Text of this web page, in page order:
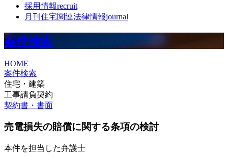
採用情報recruit
月刊住宅関連法律情報journal
案件検索
HOME
案件検索
住宅・建築
工事請負契約
契約書・書面
売電損失の賠償に関する条項の検討
本件を担当した弁護士